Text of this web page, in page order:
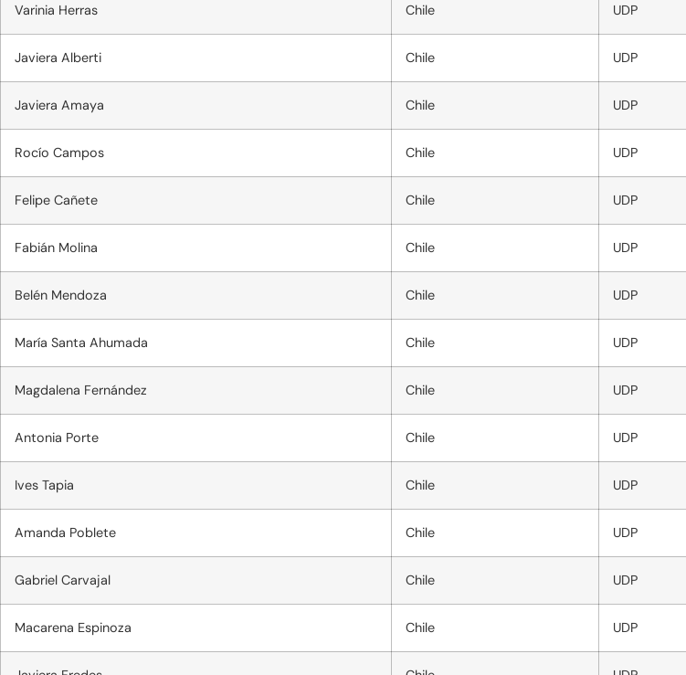
Varinia Herras Chile UDP
Javiera Alberti Chile UDP
Javiera Amaya Chile UDP
Rocío Campos Chile UDP
Felipe Cañete Chile UDP
Fabián Molina Chile UDP
Belén Mendoza Chile UDP
María Santa Ahumada Chile UDP
Magdalena Fernández Chile UDP
Antonia Porte Chile UDP
Ives Tapia Chile UDP
Amanda Poblete Chile UDP
Gabriel Carvajal Chile UDP
Macarena Espinoza Chile UDP